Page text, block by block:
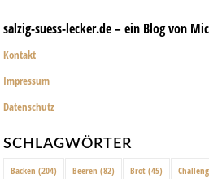
salzig-suess-lecker.de – ein Blog von
Kontakt
Impressum
Datenschutz
SCHLAGWÖRTER
Backen (204) Beeren (82) Brot (45)